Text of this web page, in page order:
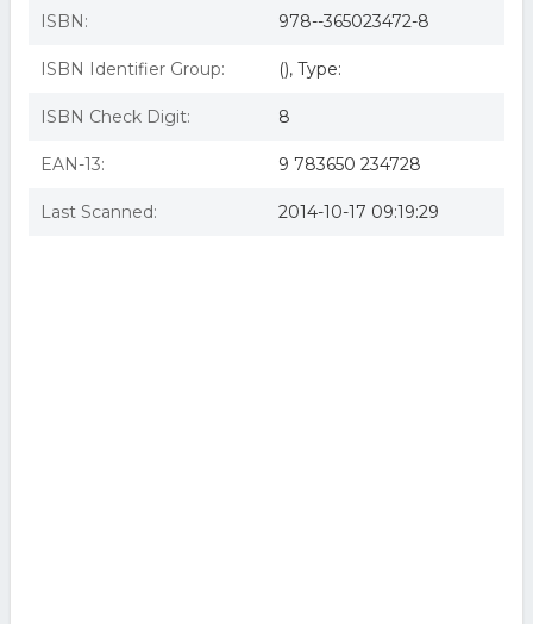
ISBN: 978--365023472-8
ISBN Identifier Group: (), Type:
ISBN Check Digit: 8
EAN-13: 9 783650 234728
Last Scanned: 2014-10-17 09:19:29